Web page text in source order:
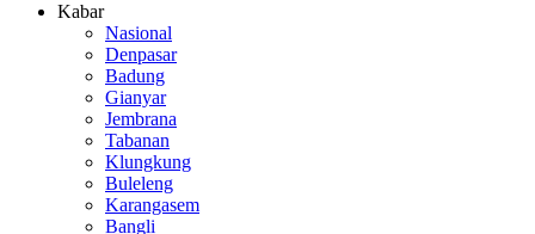
Kabar
Nasional
Denpasar
Badung
Gianyar
Jembrana
Tabanan
Klungkung
Buleleng
Karangasem
Bangli